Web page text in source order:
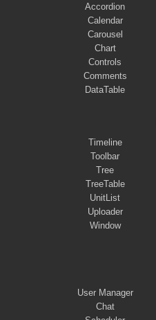
Accordion
Calendar
Carousel
Chart
Controls
Comments
DataTable
Timeline
Toolbar
Tree
TreeTable
UnitList
Uploader
Window
User Manager
Chat